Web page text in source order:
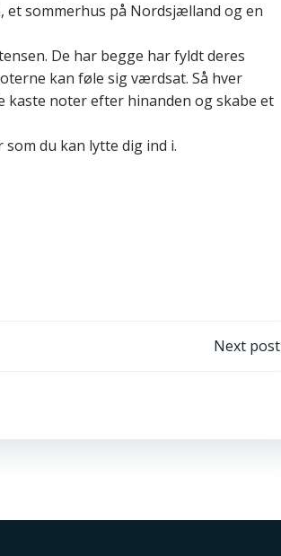
sommerhus på Nordsjælland og en
De har begge har fyldt deres
kan føle sig værdsat. Så hver
kaste noter efter hinanden og skabe et
du kan lytte dig ind i.
Next post